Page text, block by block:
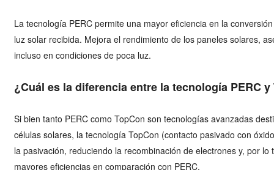
La tecnología PERC permite una mayor eficiencia en la
luz solar recibida. Mejora el rendimiento de los paneles solares,
incluso en condiciones de poca luz.
¿Cuál es la diferencia entre la tecnología PERC y
Si bien tanto PERC como TopCon son tecnologías avanzadas
células solares, la tecnología TopCon (contacto pasivado con
la pasivación, reduciendo la recombinación de electrones y, por
mayores eficiencias en comparación con PERC.